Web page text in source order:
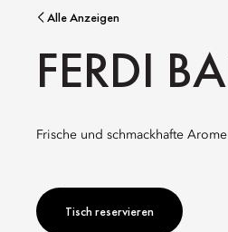
Alle Anzeigen
FERDI
Frische und schmackhafte
Tisch reservieren